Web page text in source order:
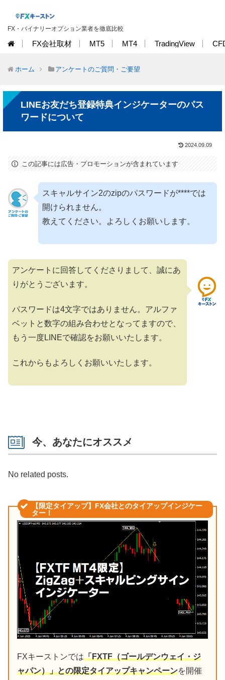
FX・バイナリーオプション業者を徹底比較
FX会社取材 MT5 MT4 TradingView
ホーム アンケートのご質問・ご要望
LINEお友だち登録特典インジケーターのパス
ワードについて
2024.09.09
この記事には広告・プロモーションが含まれています
スキャルサイン2のzipのパスワードが****では
開けられません。
教えてください。よろしくお願いします。
アンケートに回答してくださりまして、誠にあ
りがとうございます。
パスワードは4文字ではありません。アルファ
ベットと数字の組み合わせとなってますので、
もう一度LINEで確認をお願いいたします。
これからもよろしくお願いいたします。
今、あなたにオススメ
No related posts.
【限定タイアップ】FX会社とのタイアップインジケー
ター！
FXキーストンでは「FXTF（ゴールデンウェイ・ジ
ャパン）」との限定タイアップキャンペーンを開催